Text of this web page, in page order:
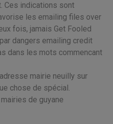
Ces indications sont
les emailing files over
fois, jamais Get Fooled
dangers emailing credit
dans les mots commencant
mairie neuilly sur
chose de spécial.
de guyane